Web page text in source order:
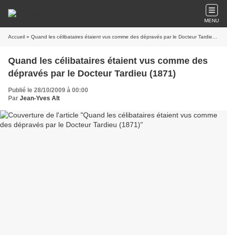
MENU
Accueil » Quand les célibataires étaient vus comme des dépravés par le Docteur Tardieu (1871)
Quand les célibataires étaient vus comme des
dépravés par le Docteur Tardieu (1871)
Publié le 28/10/2009 à 00:00
Par Jean-Yves Alt